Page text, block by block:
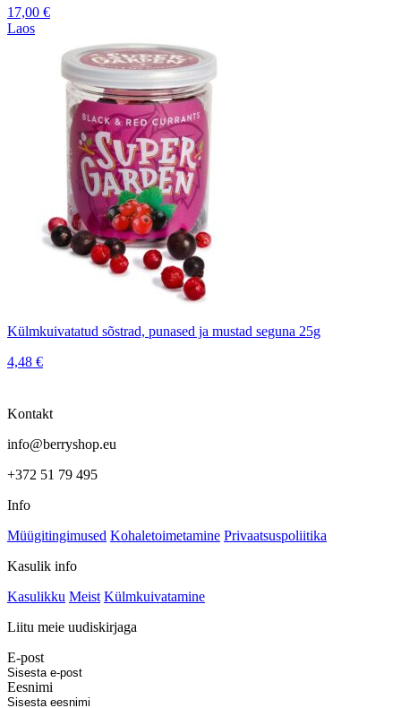
17,00 €
Laos
Külmkuivatatud sõstrad, punased ja mustad seguna 25g
4,48 €
Kontakt
info@berryshop.eu
+372 51 79 495
Info
Müügitingimused Kohaletoimetamine Privaatsuspoliitika
Kasulik info
Kasulikku Meist Külmkuivatamine
Liitu meie uudiskirjaga
E-post
Eesnimi